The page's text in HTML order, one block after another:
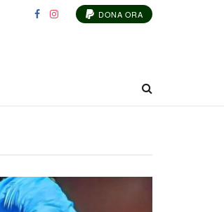
DONA ORA